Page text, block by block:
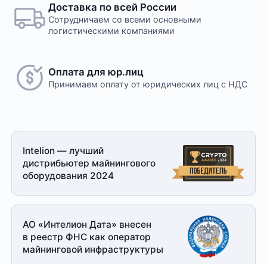
Доставка по всей России
Сотрудничаем со всеми основными
логистическими компаниями
Оплата для юр.лиц
Принимаем оплату от юридических лиц с НДС
Intelion — лучший
дистрибьютер майнингового
оборудования 2024
АО «Интелион Дата» внесен
в реестр ФНС как оператор
майнинговой инфраструктуры